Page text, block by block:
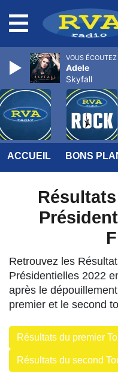
ACCUEIL BONS
Retrouvez les
Présidentielles 2022
après le
premier et le second
Résultats du premier
Résultats du second
VOUS ÉCOUTEZ
Adele
Skyfall